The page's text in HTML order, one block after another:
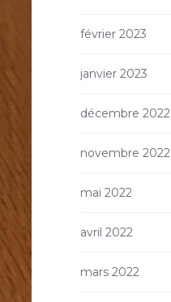
février 2023
janvier 2023
décembre 2022
novembre 2022
mai 2022
avril 2022
mars 2022